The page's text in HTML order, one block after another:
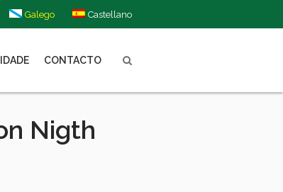
Galego Castellano
CONTACTO
Nigth